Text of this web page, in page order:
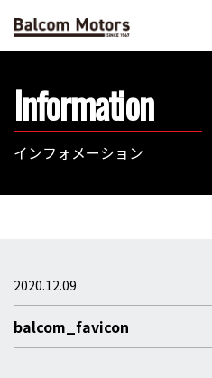
Information
インフォメーション
2020.12.09
balcom_favicon